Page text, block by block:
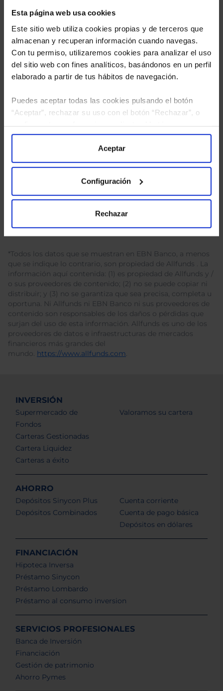
Esta página web usa cookies
Este sitio web utiliza cookies propias y de terceros que
almacenan y recuperan información cuando navegas.
Con tu permiso, utilizaremos cookies para analizar el uso
del sitio web con fines analíticos, basándonos en un perfil
elaborado a partir de tus hábitos de navegación.
Puedes aceptar todas las cookies pulsando el botón
“Aceptar”, rechazar su uso con el botón “Rechazar”, o
“Configuración”. Consulta nuestraPolítica
para más información.
Aceptar
Configuración
Rechazar
He leídola política de privacidady consiento el
tratamiento de mis datos personales.
*Todos los datos que se muestran en EBN Banco, a menos
que se indique lo contrario, son propiedad de Allfunds . La
información aquí contenida: (1) es propiedad de Allfunds y /
o sus proveedores de contenido; (2) no se puede copiar ni
distribuir; y (3) no se garantiza que sea precisa, completa u
oportuna. Ni Allfunds ni EBN Banco ni sus proveedores de
contenido son responsables de los daños o pérdidas que
surjan del uso de esta información. Allfunds es uno de los
proveedores de datos e infraestructuras de mercados
financieros más grandes del
mundo. https://www.allfunds.com.
INVERSIÓN
Supermercado de
Fondos
Carteras Gestionadas
Cartera Liquidez
Carteras a éxito
Valoramos su cartera
AHORRO
Depósitos Sinycon Plus
Depósitos Combinados
Cuenta corriente
Cuenta de pago básica
Depósitos en dólares
FINANCIACIÓN
Hipoteca Inversa
Préstamo Sinycon
Préstamo Lombardo
Préstamo al consumo inversion
SERVICIOS PROFESIONALES
Banca de Inversión
Financiación
Gestión de patrimonio
Ahorro Pymes